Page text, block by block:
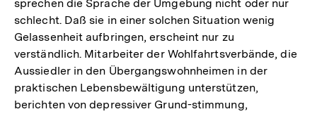
sprechen die Sprache der Umgebung nicht oder nur
schlecht. Daß sie in einer solchen Situation wenig
Gelassenheit aufbringen, erscheint nur zu
verständlich. Mitarbeiter der Wohlfahrtsverbände, die
Aussiedler in den Übergangswohnheimen in der
praktischen Lebensbewältigung unterstützen,
berichten von depressiver Grund-stimmung,